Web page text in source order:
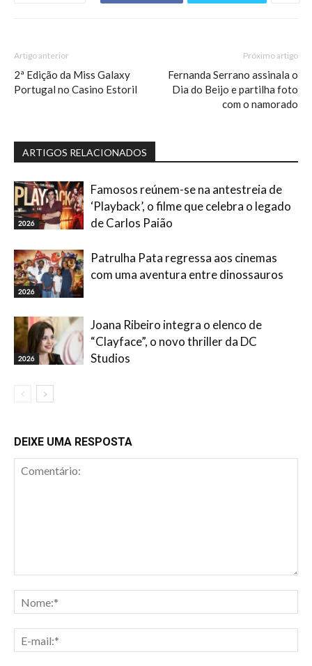
Artigo anterior
2ª Edição da Miss Galaxy
Portugal no Casino Estoril
Próximo artigo
Fernanda Serrano assinala o
Dia do Beijo e partilha foto
com o namorado
ARTIGOS RELACIONADOS
2026
Famosos reúnem-se na antestreia de
‘Playback’, o filme que celebra o legado
de Carlos Paião
2026
Patrulha Pata regressa aos cinemas
com uma aventura entre dinossauros
2026
Joana Ribeiro integra o elenco de
“Clayface”, o novo thriller da DC
Studios
DEIXE UMA RESPOSTA